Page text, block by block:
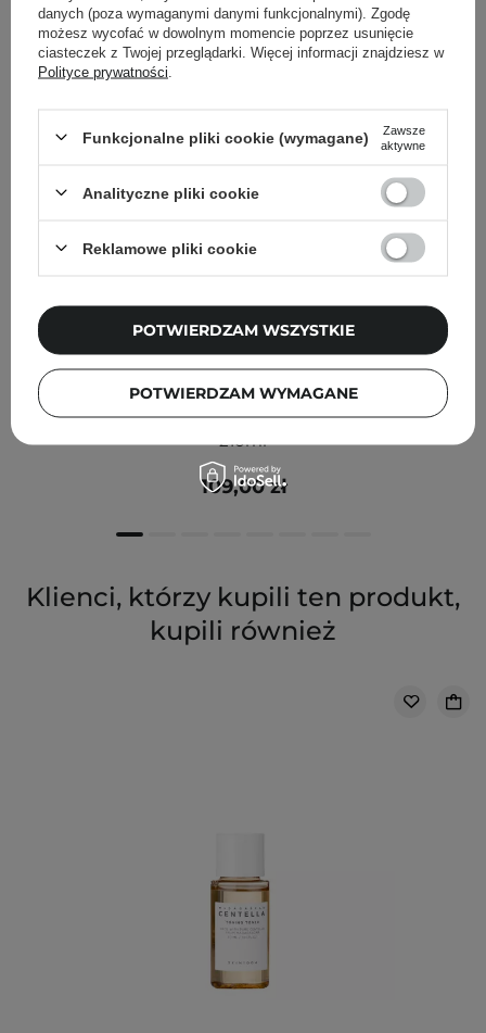
SKIN1004 - Madagascar Centella Tea-Trica Purifying
Toner - Oczyszczający Tonik z Wąkrotą Azjatycką -
210ml
109,00 zł
Klienci, którzy kupili ten produkt,
kupili również
danych (poza wymaganymi danymi funkcjonalnymi). Zgodę
możesz wycofać w dowolnym momencie poprzez usunięcie
ciasteczek z Twojej przeglądarki. Więcej informacji znajdziesz w
Polityce prywatności
Funkcjonalne pliki cookie (wymagane)
Zawsze
aktywne
Analityczne pliki cookie
Reklamowe pliki cookie
POTWIERDZAM WYMAGANE
POTWIERDZAM WSZYSTKIE